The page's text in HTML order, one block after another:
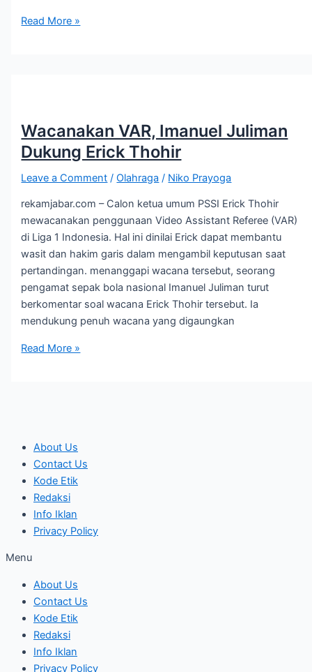
Read More »
Wacanakan VAR, Imanuel Juliman
Dukung Erick Thohir
Leave a Comment /Olahraga / Niko Prayoga
rekamjabar.com – Calon ketua umum PSSI Erick Thohir
mewacanakan penggunaan Video Assistant Referee (VAR)
di Liga 1 Indonesia. Hal ini dinilai Erick dapat membantu
wasit dan hakim garis dalam mengambil keputusan saat
pertandingan. menanggapi wacana tersebut, seorang
pengamat sepak bola nasional Imanuel Juliman turut
berkomentar soal wacana Erick Thohir tersebut. Ia
mendukung penuh wacana yang digaungkan
Read More »
About Us
Contact Us
Kode Etik
Redaksi
Info Iklan
Privacy Policy
Menu
About Us
Contact Us
Kode Etik
Redaksi
Info Iklan
Privacy Policy